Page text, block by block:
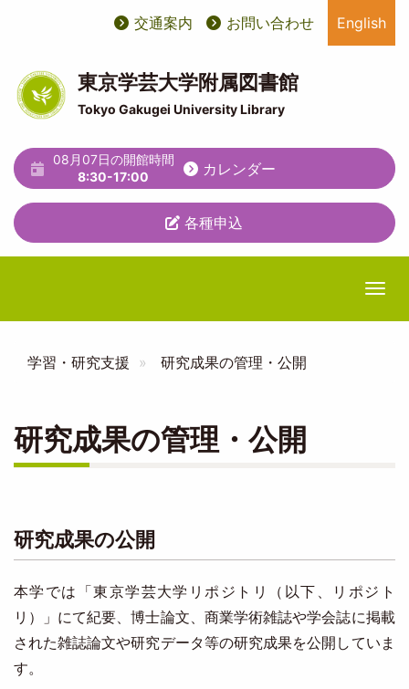
に
User
account
menu
ユ
ー
テ
リ
テ
メ
ュ
ー
交通案内 お問い合わせ English
東京学芸大学附属図書館
Tokyo Gakugei University Library
08月07日の開館時間
8:30-17:00
カレンダー
各種申込
学習・研究支援 研究成果の管理・公開
研究成果の管理・公開
研究成果の公開
本学では「東京学芸大学リポジトリ（以下、リポジト
リ）」にて紀要、博士論文、商業学術雑誌や学会誌に掲載
された雑誌論文や研究データ等の研究成果を公開していま
す。